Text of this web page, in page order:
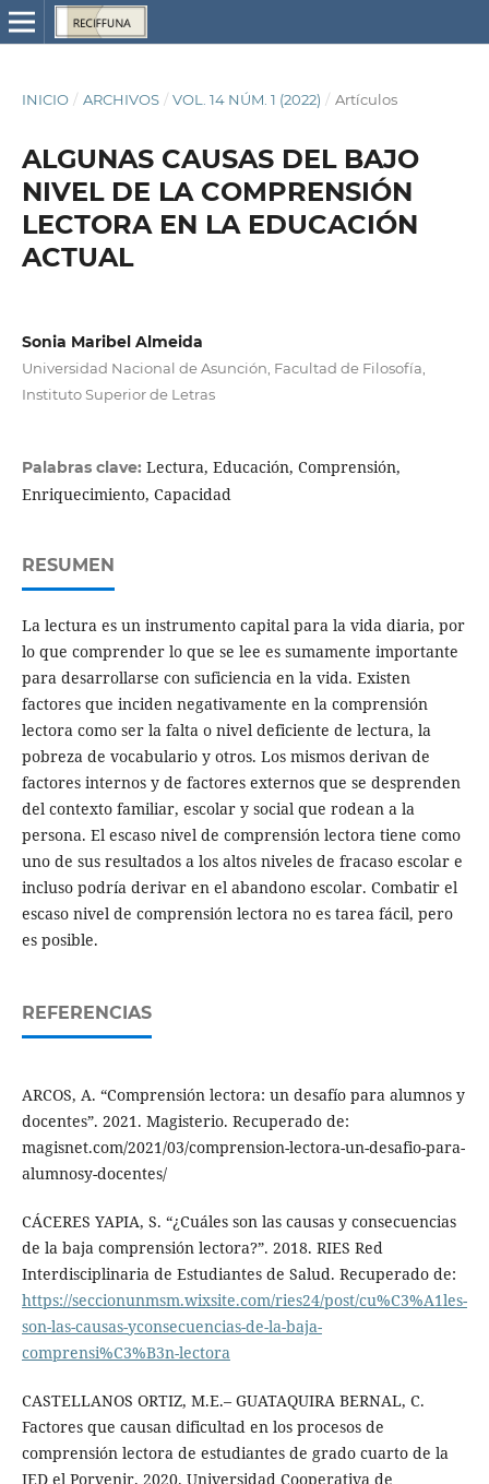
INICIO / ARCHIVOS / VOL. 14 NÚM. 1 (2022) / Artículos
ALGUNAS CAUSAS DEL BAJO
NIVEL DE LA COMPRENSIÓN
LECTORA EN LA EDUCACIÓN
ACTUAL
Sonia Maribel Almeida
Universidad Nacional de Asunción, Facultad de Filosofía,
Instituto Superior de Letras
Palabras clave: Lectura, Educación, Comprensión,
Enriquecimiento, Capacidad
RESUMEN
La lectura es un instrumento capital para la vida diaria, por
lo que comprender lo que se lee es sumamente importante
para desarrollarse con suficiencia en la vida. Existen
factores que inciden negativamente en la comprensión
lectora como ser la falta o nivel deficiente de lectura, la
pobreza de vocabulario y otros. Los mismos derivan de
factores internos y de factores externos que se desprenden
del contexto familiar, escolar y social que rodean a la
persona. El escaso nivel de comprensión lectora tiene como
uno de sus resultados a los altos niveles de fracaso escolar e
incluso podría derivar en el abandono escolar. Combatir el
escaso nivel de comprensión lectora no es tarea fácil, pero
es posible.
REFERENCIAS
ARCOS, A. “Comprensión lectora: un desafío para alumnos y
docentes”. 2021. Magisterio. Recuperado de:
magisnet.com/2021/03/comprension-lectora-un-desafio-para-
alumnosy-docentes/
CÁCERES YAPIA, S. “¿Cuáles son las causas y consecuencias
de la baja comprensión lectora?”. 2018. RIES Red
Interdisciplinaria de Estudiantes de Salud. Recuperado de:
https://seccionunmsm.wixsite.com/ries24/post/cu%C3%A1les-
son-las-causas-yconsecuencias-de-la-baja-
comprensi%C3%B3n-lectora
CASTELLANOS ORTIZ, M.E.– GUATAQUIRA BERNAL, C.
Factores que causan dificultad en los procesos de
comprensión lectora de estudiantes de grado cuarto de la
IED el Porvenir. 2020. Universidad Cooperativa de